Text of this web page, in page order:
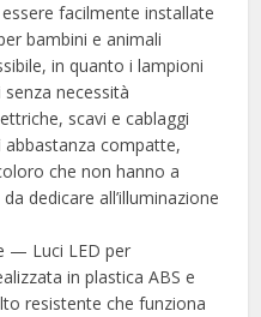
facilmente installate
bambini e animali
in quanto i lampioni
necessità
scavi e cablaggi
compatte,
che non hanno a
dedicare all’illuminazione
— Luci LED per
in plastica ABS e
resistente che funziona